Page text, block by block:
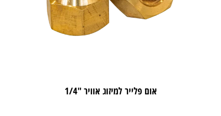
אום פלייר למיזוג אוויר "1/4